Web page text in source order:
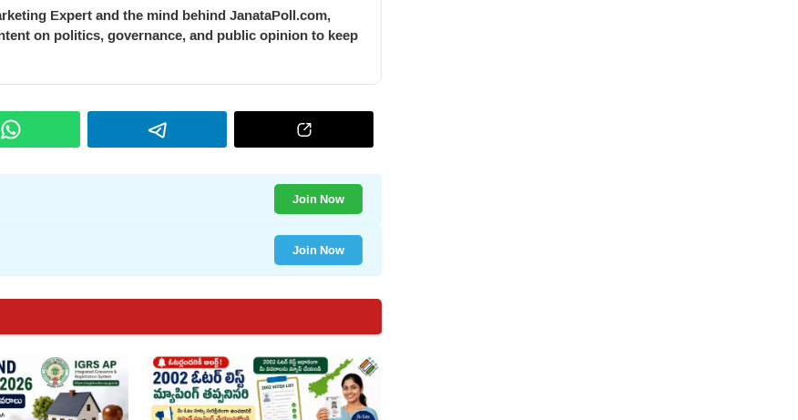
Expert and the mind behind JanataPoll.com,
on politics, governance, and public opinion to keep
Join Now
Join Now